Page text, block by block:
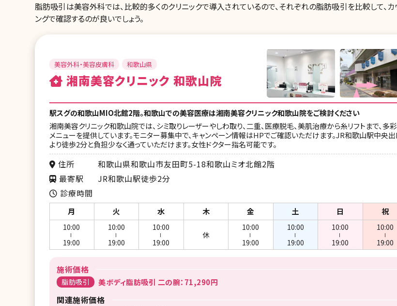
脂肪吸引は美容外科では、比較的多くのクリニックで導入されているので、それぞれの脂肪吸引を比較して、カ
ングで確認するのが良いでしょう。
美容外科・美容皮膚科 和歌山県
湘南美容クリニック 和歌山院
駅スグの和歌山MIO北館2階。和歌山での美容医療は湘南美容クリニック和歌山院をご検討ください
湘南美容クリニック和歌山院では、シミ取りレーザーやしわ取り、二重、医療脱毛、美肌治療から糸リフトまで、多
メニューを提供しています。モニター募集中で、キャンペーン情報はHPでご確認いただけます。JR和歌山駅中央
より徒歩2分と負担少なく通っていただけます。女性ドクター指名可能です。
住所
和歌山県和歌山市友田町5-18和歌山ミオ北館2階
最寄駅
JR和歌山駅徒歩2分
診療時間
月 火 水 木 金 土 日 祝
10:00
19:00
10:00
19:00
10:00
19:00
休
10:00
19:00
10:00
19:00
10:00
19:00
10:00
19:00
施術価格
脂肪吸引 美ボディ脂肪吸引 二の腕：71,290円
関連施術価格